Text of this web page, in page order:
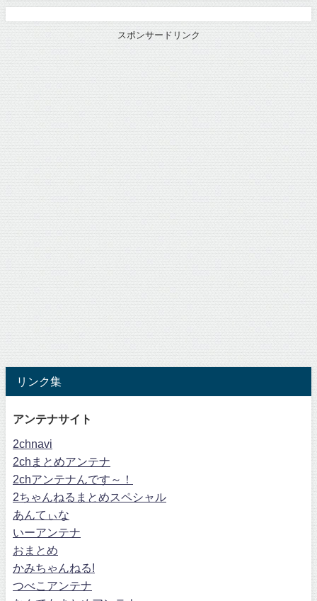
スポンサードリンク
リンク集
アンテナサイト
2chnavi
2chまとめアンテナ
2chアンテナんです～！
2ちゃんねるまとめスペシャル
あんてぃな
いーアンテナ
おまとめ
かみちゃんねる!
つべこアンテナ